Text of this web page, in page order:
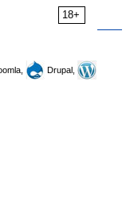
18+
Drupal,